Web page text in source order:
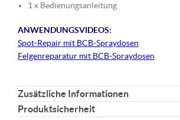
1 x Bedienungsanleitung
ANWENDUNGSVIDEOS:
Spot-Repair mit BCB-Spraydosen
Felgenreparatur mit BCB-Spraydosen
Zusätzliche Informationen
Produktsicherheit